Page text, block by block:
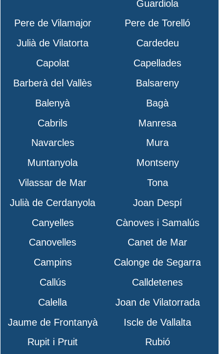
Guardiola
Pere de Vilamajor
Pere de Torelló
Julià de Vilatorta
Cardedeu
Capolat
Capellades
Barberà del Vallès
Balsareny
Balenyà
Bagà
Cabrils
Manresa
Navarcles
Mura
Muntanyola
Montseny
Vilassar de Mar
Tona
Julià de Cerdanyola
Joan Despí
Canyelles
Cànoves i Samalús
Canovelles
Canet de Mar
Campins
Calonge de Segarra
Callús
Calldetenes
Calella
Joan de Vilatorrada
Jaume de Frontanyà
Iscle de Vallalta
Rupit i Pruit
Rubió